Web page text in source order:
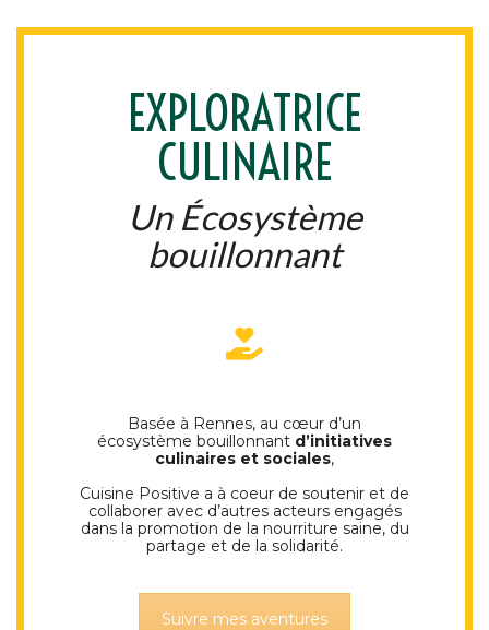
EXPLORATRICE
CULINAIRE
Un Écosystème
bouillonnant
Basée à Rennes, au cœur d’un
écosystème bouillonnant d’initiatives
culinaires et sociales,
Cuisine Positive a à coeur de soutenir et de
collaborer avec d’autres acteurs engagés
dans la promotion de la nourriture saine, du
partage et de la solidarité.
Suivre mes aventures